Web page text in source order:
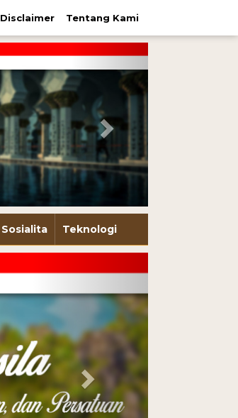
Disclaimer Tentang Kami
Next
Sosialita Teknologi